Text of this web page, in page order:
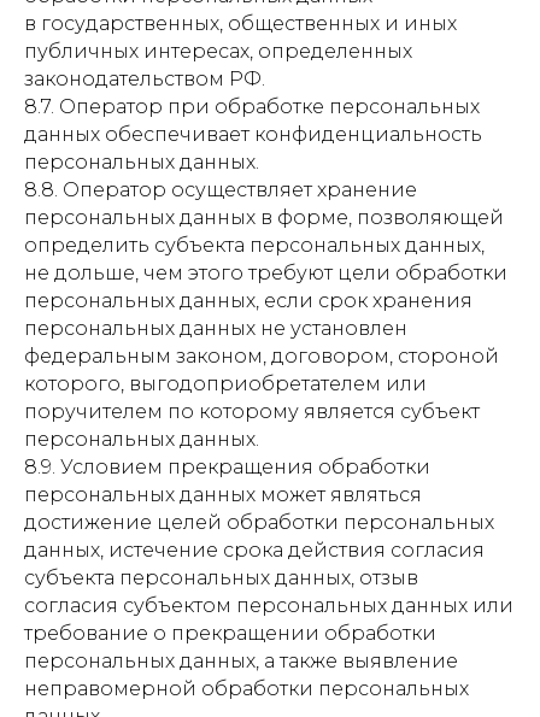
в государственных, общественных и иных
публичных интересах, определенных
законодательством РФ.
8.7. Оператор при обработке персональных
данных обеспечивает конфиденциальность
персональных данных.
8.8. Оператор осуществляет хранение
персональных данных в форме, позволяющей
определить субъекта персональных данных,
не дольше, чем этого требуют цели обработки
персональных данных, если срок хранения
персональных данных не установлен
федеральным законом, договором, стороной
которого, выгодоприобретателем или
поручителем по которому является субъект
персональных данных.
8.9. Условием прекращения обработки
персональных данных может являться
достижение целей обработки персональных
данных, истечение срока действия согласия
субъекта персональных данных, отзыв
согласия субъектом персональных данных или
требование о прекращении обработки
персональных данных, а также выявление
неправомерной обработки персональных
Детская стрижка
Стилисты
Массажи и SPA
Массаж
Массаж лица
Хаммам
La Sultane de Saba в Хаммаме
Массаж+хамам (10-15 мин)
Обертывание
Скрабирование
Стоматология
Стоматолог
Эпиляция
Лазерная эпиляция
Депиляция воском
Лаборатория КДЛ
Анализ крови
Витамины и микроэлементы
Общеклинические исследования
Диагностика герпесвирусных инфекций
Ногтевой сервис
Женский сервис
Детский сервис
Мужской сервис
Ортониксия / Протезирование
Гинекология
Трихология
Трихология
Меню сайта
Главная
О нас
Акции
Цены
Аппараты
Контакты